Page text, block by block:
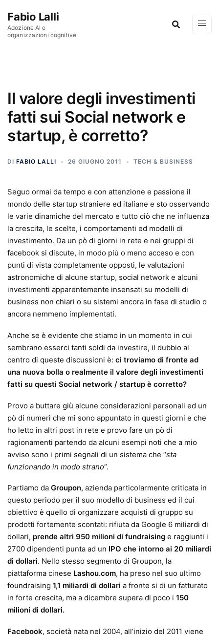
Fabio Lalli
Adozione AI e
organizzazioni cognitive
Il valore degli investimenti
fatti sui Social network e
startup, è corretto?
DI FABIO LALLI 26 GIUGNO 2011 TECH & BUSINESS
Seguo ormai da tempo e con attenzione e passione il
mondo delle startup straniere ed italiane e sto osservando
le varie dinamiche del mercato e tutto ciò che ne influenza
la crescita, le scelte, i comportamenti ed modelli di
investimento. Da un pò di giorni in rete e nei gruppi di
facebook si discute, in modo più o meno acceso e con
punti di vista completamente opposti, le valutazioni
astronomiche di alcune startup, social network e alcuni
investimenti apparentemente insensati su modelli di
business non chiari o su sistemi ancora in fase di studio o
ancora nemmeno implementati.
Anche se è evidente che stiamo in un momento in cui
sembrano esserci tanti soldi da investire, il dubbio al
centro di queste discussioni è: ci troviamo di fronte ad
una nuova bolla o realmente il valore degli investimenti
fatti su questi Social network / startup è corretto?
Provo a buttare giù alcune considerazioni personali ed un
pò di numeri che mi sono appuntato in questi giorni e che
ho letto in altri post in rete e provo fare un pò di
ragionamenti partendo da alcuni esempi noti che a mio
avviso sono i primi segnali di un sistema che “sta
funzionando in modo strano“.
Partiamo da Groupon, azienda particolarmente criticata in
questo periodo per il suo modello di business ed il cui
obiettivo è quello di organizzare acquisti di gruppo su
prodotti fortemente scontati: rifiuta da Google 6 miliardi di
dollari, prende altri 950 milioni di fundraising e raggiunti i
2700 dipendenti punta ad un IPO che intorno ai 20 miliardi
di dollari. Nello stesso segmento di Groupon, la
piattaforma cinese Lashou.com, ha preso nel suo ultimo
foundraising 1,1 miliardi di dollari a fronte si di un fatturato
in forte crescita, ma a dicembre supera di poco i 150
milioni di dollari.
Facebook, società nata nel 2004, all’inizio del 2011 viene